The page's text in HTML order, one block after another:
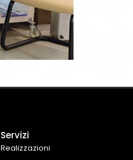
Servizi
Realizzazioni